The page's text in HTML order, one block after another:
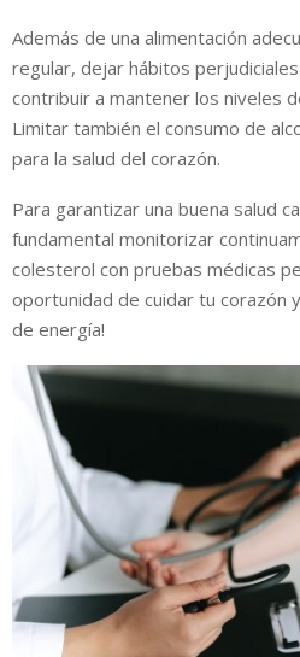
Además de una alimentación
regular, dejar hábitos
contribuir a mantener los niveles
Limitar también el consumo de
para la salud del corazón.
Para garantizar una buena salud
fundamental monitorizar
colesterol con pruebas médicas
oportunidad de cuidar tu corazón
de energía!